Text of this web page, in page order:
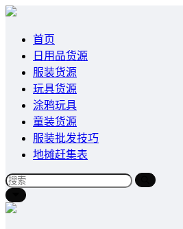
首页
日用品货源
服装货源
玩具货源
涂鸦玩具
童装货源
服装批发技巧
地摊赶集表